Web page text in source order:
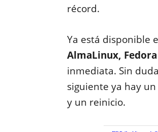
récord.
Ya está disponible
AlmaLinux,
inmediata. Sin
siguiente ya hay
y un reinicio.